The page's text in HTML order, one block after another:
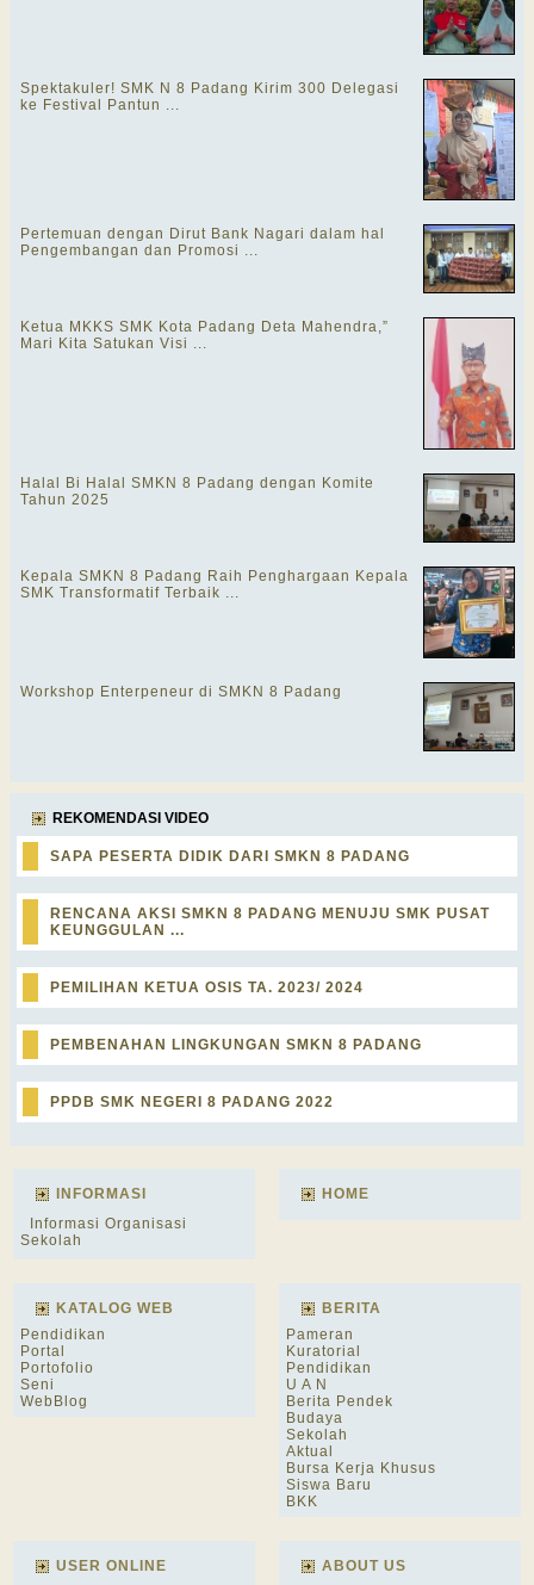
Spektakuler! SMK N 8 Padang Kirim 300 Delegasi
ke Festival Pantun ...
Pertemuan dengan Dirut Bank Nagari dalam hal
Pengembangan dan Promosi ...
Ketua MKKS SMK Kota Padang Deta Mahendra,”
Mari Kita Satukan Visi ...
Halal Bi Halal SMKN 8 Padang dengan Komite
Tahun 2025
Kepala SMKN 8 Padang Raih Penghargaan Kepala
SMK Transformatif Terbaik ...
Workshop Enterpeneur di SMKN 8 Padang
REKOMENDASI VIDEO
SAPA PESERTA DIDIK DARI SMKN 8 PADANG
RENCANA AKSI SMKN 8 PADANG MENUJU SMK PUSAT
KEUNGGULAN ...
PEMILIHAN KETUA OSIS TA. 2023/ 2024
PEMBENAHAN LINGKUNGAN SMKN 8 PADANG
PPDB SMK NEGERI 8 PADANG 2022
INFORMASI
Informasi Organisasi
Sekolah
HOME
KATALOG WEB
Pendidikan
Portal
Portofolio
Seni
WebBlog
BERITA
Pameran
Kuratorial
Pendidikan
U A N
Berita Pendek
Budaya
Sekolah
Aktual
Bursa Kerja Khusus
Siswa Baru
BKK
USER ONLINE
ABOUT US